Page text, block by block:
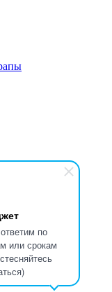
по
или срокам